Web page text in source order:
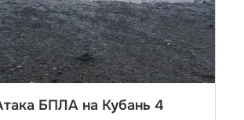
БПЛА на Кубань 4